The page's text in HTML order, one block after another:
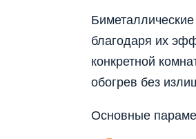
благодаря их
конкретной
обогрев без
Основные